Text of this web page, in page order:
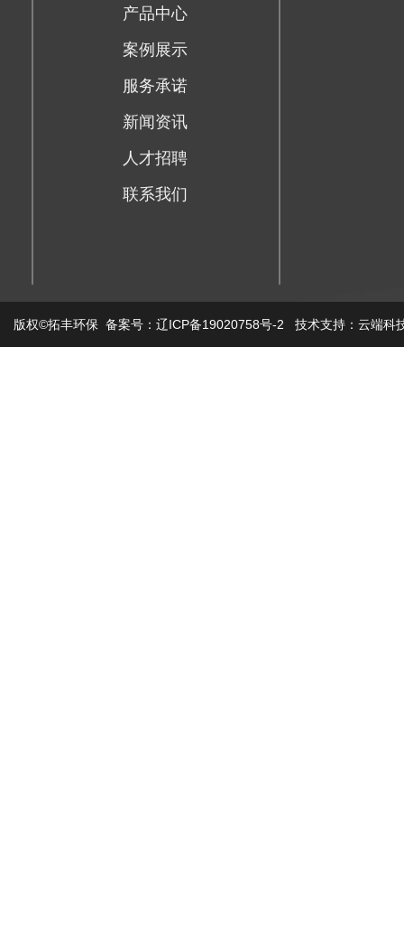
产品中心
案例展示
服务承诺
新闻资讯
人才招聘
联系我们
版权©拓丰环保 备案号：辽ICP备19020758号-2 技术支持：云端科